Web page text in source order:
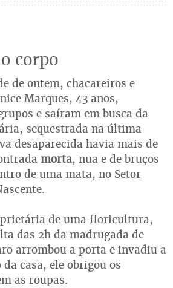
corpo
de ontem, chacareiros e
Marques, 43 anos,
e saíram em busca da
sequestrada na última
desaparecida havia mais de
morta, nua e de bruços
de uma mata, no Setor
de uma floricultura,
das 2h da madrugada de
arrombou a porta e invadiu a
casa, ele obrigou os
as roupas.